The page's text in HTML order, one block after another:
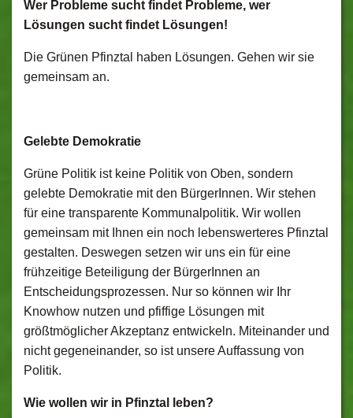
Wer Probleme sucht findet Probleme, wer
Lösungen sucht findet Lösungen!
Die Grünen Pfinztal haben Lösungen. Gehen wir sie
gemeinsam an.
Gelebte Demokratie
Grüne Politik ist keine Politik von Oben, sondern
gelebte Demokratie mit den BürgerInnen. Wir stehen
für eine transparente Kommunalpolitik. Wir wollen
gemeinsam mit Ihnen ein noch lebenswerteres Pfinztal
gestalten. Deswegen setzen wir uns ein für eine
frühzeitige Beteiligung der BürgerInnen an
Entscheidungsprozessen. Nur so können wir Ihr
Knowhow nutzen und pfiffige Lösungen mit
größtmöglicher Akzeptanz entwickeln. Miteinander und
nicht gegeneinander, so ist unsere Auffassung von
Politik.
Wie wollen wir in Pfinztal leben?